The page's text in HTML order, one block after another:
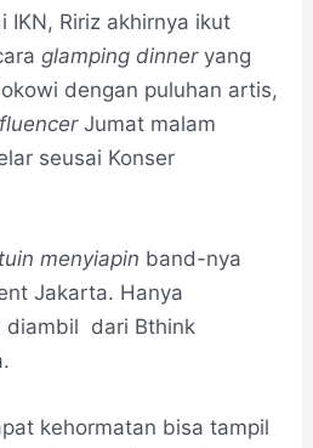
IKN, Ririz akhirnya ikut
glamping dinneryang
dengan puluhan artis,
Jumat malam
seusai Konser
menyiapin band-nya
Jakarta. Hanya
diambil dari Bthink
kehormatan bisa tampil